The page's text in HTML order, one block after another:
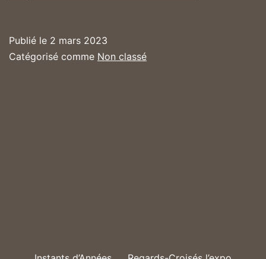
Publié le 2 mars 2023
Catégorisé comme Non classé